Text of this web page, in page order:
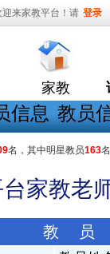
迎来家教平台！请 登录
家教
信息 教员
名，其中明星教员163
台家教老
教 员